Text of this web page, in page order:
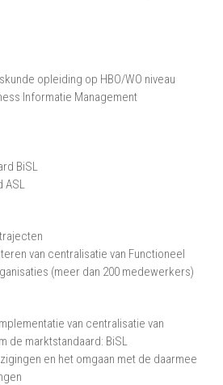
opleiding op HBO/WO niveau
Informatie Management
BiSL
ASL
van centralisatie van Functioneel
(meer dan 200 medewerkers)
van centralisatie van
de marktstandaard: BiSL
en het omgaan met de daarmee